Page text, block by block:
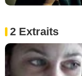
2 Extraits